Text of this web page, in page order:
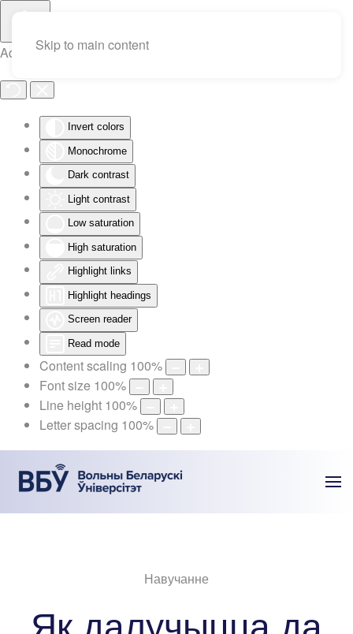
Accessibility Tools
Invert colors
Monochrome
Dark contrast
Light contrast
Low saturation
High saturation
Highlight links
Highlight headings
Screen reader
Read mode
Content scaling 100%
Font size 100%
Line height 100%
Letter spacing 100%
Skip to main content
Навучанне